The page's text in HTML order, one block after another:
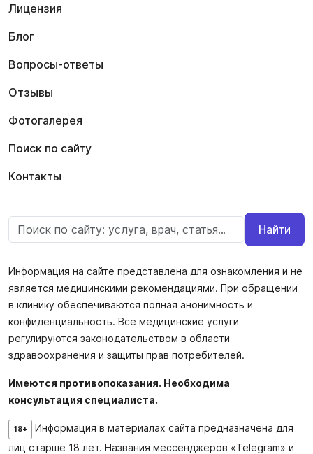
Лицензия
Блог
Вопросы-ответы
Отзывы
Фотогалерея
Поиск по сайту
Контакты
Найти
Информация на сайте представлена для ознакомления и не
является медицинскими рекомендациями. При обращении
в клинику обеспечиваются полная анонимность и
конфиденциальность. Все медицинские услуги
регулируются законодательством в области
здравоохранения и защиты прав потребителей.
Имеются противопоказания. Необходима
консультация специалиста.
18+
Информация в материалах сайта предназначена для
лиц старше 18 лет. Названия мессенджеров «Telegram» и